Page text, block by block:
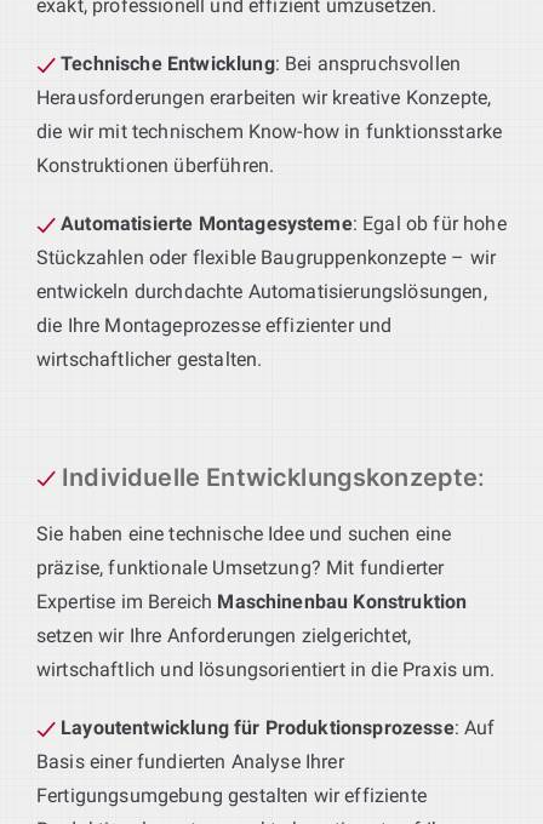
exakt, professionell und effizient umzusetzen.
Technische Entwicklung: Bei anspruchsvollen
Herausforderungen erarbeiten wir kreative Konzepte,
die wir mit technischem Know-how in funktionsstarke
Konstruktionen überführen.
Automatisierte Montagesysteme: Egal ob für hohe
Stückzahlen oder flexible Baugruppenkonzepte – wir
entwickeln durchdachte Automatisierungslösungen,
die Ihre Montageprozesse effizienter und
wirtschaftlicher gestalten.
Individuelle Entwicklungskonzepte:
Sie haben eine technische Idee und suchen eine
präzise, funktionale Umsetzung? Mit fundierter
Expertise im Bereich Maschinenbau Konstruktion
setzen wir Ihre Anforderungen zielgerichtet,
wirtschaftlich und lösungsorientiert in die Praxis um.
Layoutentwicklung für Produktionsprozesse: Auf
Basis einer fundierten Analyse Ihrer
Fertigungsumgebung gestalten wir effiziente